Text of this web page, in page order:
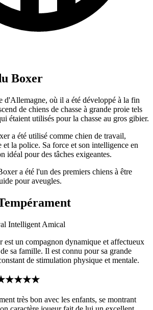
Boxer
d'Allemagne, où il a été développé à la fin
de chiens de chasse à grande proie tels
étaient utilisés pour la chasse au gros gibier.
a été utilisé comme chien de travail,
et la police. Sa force et son intelligence en
idéal pour des tâches exigeantes.
a été l'un des premiers chiens à être
pour aveugles.
Intelligent Amical
un compagnon dynamique et affectueux
sa famille. Il est connu pour sa grande
de stimulation physique et mentale.
★★★★
très bon avec les enfants, se montrant